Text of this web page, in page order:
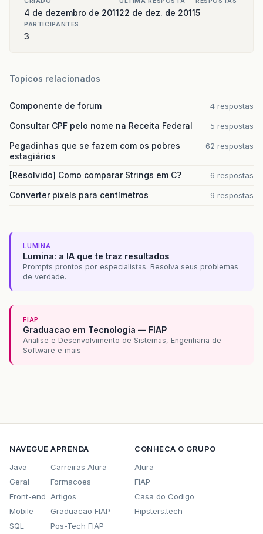
4 de dezembro de 201122 de dez. de 20115
PARTICIPANTES
3
Topicos relacionados
Componente de forum 4 respostas
Consultar CPF pelo nome na Receita Federal 5 respostas
Pegadinhas que se fazem com os pobres
estagiários
62 respostas
[Resolvido] Como comparar Strings em C? 6 respostas
Converter pixels para centímetros 9 respostas
LUMINA
Lumina: a IA que te traz resultados
Prompts prontos por especialistas. Resolva seus problemas
de verdade.
FIAP
Graduacao em Tecnologia — FIAP
Analise e Desenvolvimento de Sistemas, Engenharia de
Software e mais
NAVEGUE
Java
Geral
Front-end
Mobile
SQL
APRENDA
Carreiras Alura
Formacoes
Artigos
Graduacao FIAP
Pos-Tech FIAP
CONHECA O GRUPO
Alura
FIAP
Casa do Codigo
Hipsters.tech